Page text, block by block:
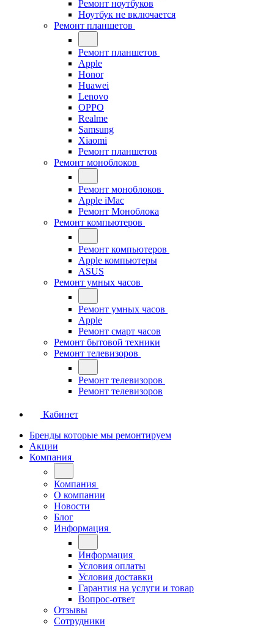
Ремонт ноутбуков
Ноутбук не включается
Ремонт планшетов
Ремонт планшетов
Apple
Honor
Huawei
Lenovo
OPPO
Realme
Samsung
Xiaomi
Ремонт планшетов
Ремонт моноблоков
Ремонт моноблоков
Apple iMac
Ремонт Моноблока
Ремонт компьютеров
Ремонт компьютеров
Apple компьютеры
ASUS
Ремонт умных часов
Ремонт умных часов
Apple
Ремонт смарт часов
Ремонт бытовой техники
Ремонт телевизоров
Ремонт телевизоров
Ремонт телевизоров
Кабинет
Бренды которые мы ремонтируем
Акции
Компания
Компания
О компании
Новости
Блог
Информация
Информация
Условия оплаты
Условия доставки
Гарантия на услуги и товар
Вопрос-ответ
Отзывы
Сотрудники